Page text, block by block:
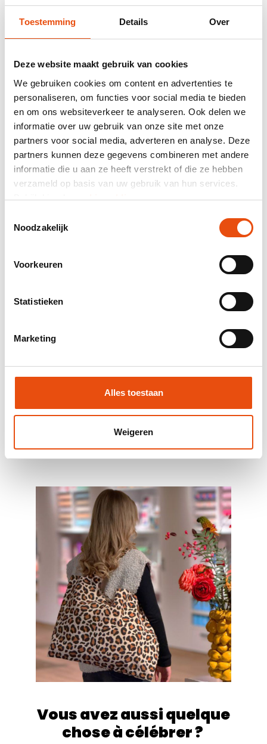
Toestemming Details Over
Deze website maakt gebruik van cookies
We gebruiken cookies om content en advertenties te
personaliseren, om functies voor social media te bieden
en om ons websiteverkeer te analyseren. Ook delen we
informatie over uw gebruik van onze site met onze
partners voor social media, adverteren en analyse. Deze
partners kunnen deze gegevens combineren met andere
informatie die u aan ze heeft verstrekt of die ze hebben
verzameld op basis van uw gebruik van hun services.
Bekijk hier decookiemelding.
Noodzakelijk
Voorkeuren
Statistieken
Marketing
Alles toestaan
Weigeren
Emballages
personnalisés pour
chocolat
Découvrez sur notre site web la nouvelle page
chocolat. Parfaits pour les cadeaux
Nouveaux sacs de plage
nombreux nouveaux produits spécialement
sélectionnés pour l’été. Des sacs en coton
avec des imprimés animaliers aux sacs marins
estivale ou un look de plage élégant.
Vous avez aussi quelque
chose à célébrer ?